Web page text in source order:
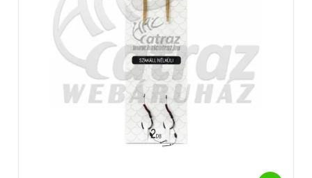
Halcatraz előkötött horgok olyan minőségű alkotóelemek
felhasználásával készült, amivel mi is szívesen horgászunk. Azt
szeretnénk a horgászok kezébe adni, ami nem fog csalódást
okozni a vízparton és megbízható társ lehet. Megfelelő méretű
előkék, a hozzájuk passzoló horog forma és méret, valamint az
optimális csalitüske méret teszi teljessé ezeket az
előkötött
feeder horgokat.
Gyártó/Forgalmazó: Halcatraz Kft. - 4400 Nyíregyháza, Bujtos